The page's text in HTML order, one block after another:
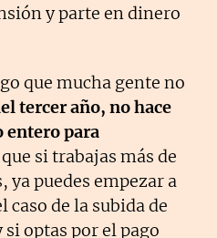
y parte en dinero
que mucha gente no
tercer año, no hace
entero para
si trabajas más de
ya puedes empezar a
caso de la subida de
optas por el pago